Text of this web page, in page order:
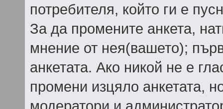
потребителя, който ги е
За да промените анкета,
мнение от нея(вашето);
анкетата. Ако никой не е
промени изцяло анкетата,
модератори и